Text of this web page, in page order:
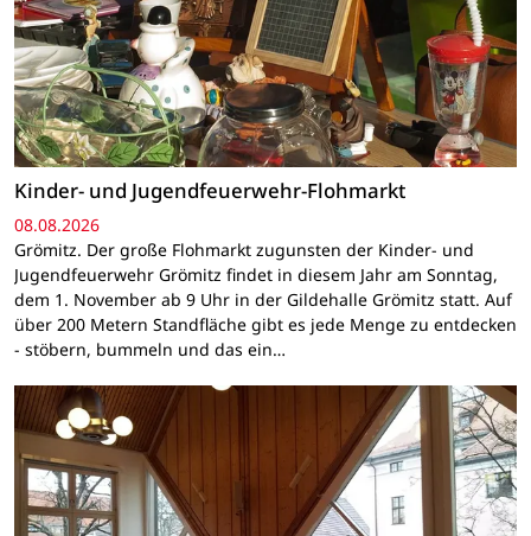
Kinder- und Jugendfeuerwehr-Flohmarkt
08.08.2026
Grömitz. Der große Flohmarkt zugunsten der Kinder- und
Jugendfeuerwehr Grömitz findet in diesem Jahr am Sonntag,
dem 1. November ab 9 Uhr in der Gildehalle Grömitz statt. Auf
über 200 Metern Standfläche gibt es jede Menge zu entdecken
- stöbern, bummeln und das ein…